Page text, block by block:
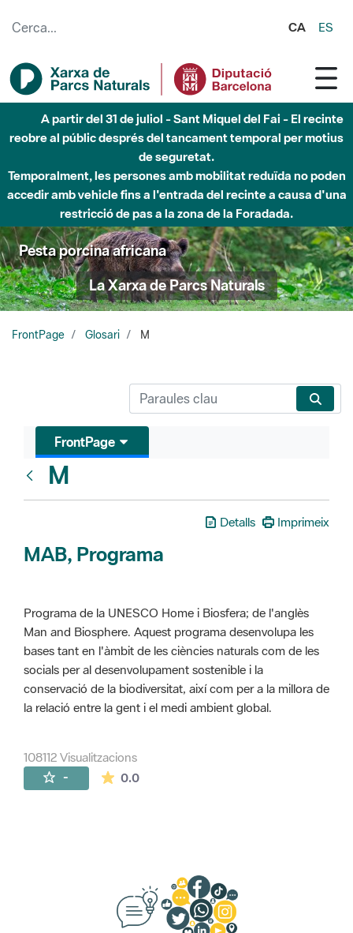
CA ES
A partir del 31 de juliol - Sant Miquel del Fai - El recinte
reobre al públic després del tancament temporal per motius
de seguretat.
Temporalment, les persones amb mobilitat reduïda no poden
accedir amb vehicle fins a l'entrada del recinte a causa d'una
restricció de pas a la zona de la Foradada.
Pesta porcina africana
La Xarxa de Parcs Naturals
FrontPage Glosari M
FrontPage
M
Detalls Imprimeix
MAB, Programa
Programa de la UNESCO Home i Biosfera; de l'anglès
Man and Biosphere. Aquest programa desenvolupa les
bases tant en l'àmbit de les ciències naturals com de les
socials per al desenvolupament sostenible i la
conservació de la biodiversitat, així com per a la millora de
la relació entre la gent i el medi ambient global.
108112 Visualitzacions
- 0.0La mitjana de les valoracions és de 0